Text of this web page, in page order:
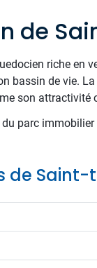
de
riche en
bassin de vie.
son attractivité
parc
de